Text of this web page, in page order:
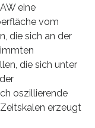
eine
vom
die sich an der
die sich unter
oszillierende
erzeugt